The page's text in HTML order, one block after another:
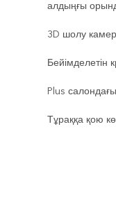
алдыңғы
3D шолу
Бейімделетін
Plus
Тұраққа қою